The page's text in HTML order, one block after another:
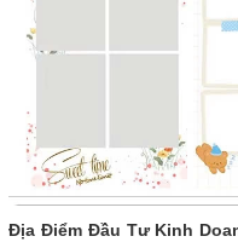
Địa Điểm Đầu Tư Kinh